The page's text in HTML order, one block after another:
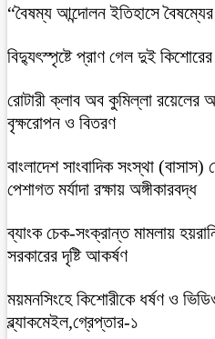
“বৈষম্য আন্দোলন ইতিহাসে
বিদ্যুৎস্পৃষ্টে প্রাণ গেল দুই কিশোরের
রোটারী ক্লাব অব কুমিল্লা রয়েলের
বৃক্ষরোপন ও বিতরণ
বাংলাদেশ সাংবাদিক সংস্থা (বাসাস)
পেশাগত মর্যাদা রক্ষায় অঙ্গীকারবদ্ধ
ব্যাংক চেক-সংক্রান্ত মামলায়
সরকারের দৃষ্টি আকর্ষণ
ময়মনসিংহে কিশোরীকে ধর্ষণ ও
ব্ল্যাকমেইল,গ্রেপ্তার-১